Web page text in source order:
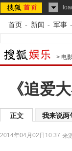
首页 - 新闻 - 军事 -
> 电
《追爱
正文 我来说两
2014年04月02日10:37 来